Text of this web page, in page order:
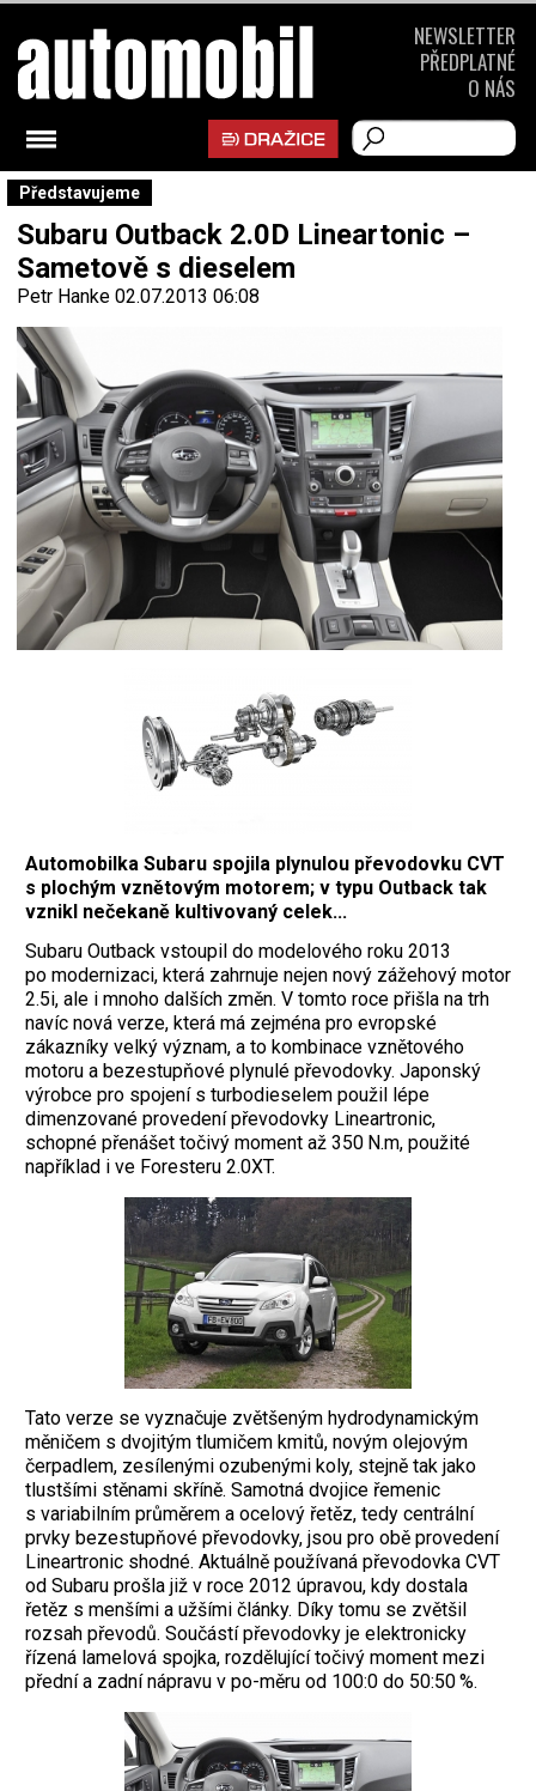
Představujeme
Subaru Outback 2.0D Lineartonic –
Sametově s dieselem
Petr Hanke 02.07.2013 06:08
Automobilka Subaru spojila plynulou převodovku CVT
s plochým vznětovým motorem; v typu Outback tak
vznikl nečekaně kultivovaný celek...
Subaru Outback vstoupil do modelového roku 2013
po modernizaci, která zahrnuje nejen nový zážehový motor
2.5i, ale i mnoho dalších změn. V tomto roce přišla na trh
navíc nová verze, která má zejména pro evropské
zákazníky velký význam, a to kombinace vznětového
motoru a bezestupňové plynulé převodovky. Japonský
výrobce pro spojení s turbodieselem použil lépe
dimenzované provedení převodovky Lineartronic,
schopné přenášet točivý moment až 350 N.m, použité
například i ve Foresteru 2.0XT.
Tato verze se vyznačuje zvětšeným hydrodynamickým
měničem s dvojitým tlumičem kmitů, novým olejovým
čerpadlem, zesílenými ozubenými koly, stejně tak jako
tlustšími stěnami skříně. Samotná dvojice řemenic
s variabilním průměrem a ocelový řetěz, tedy centrální
prvky bezestupňové převodovky, jsou pro obě provedení
Lineartronic shodné. Aktuálně používaná převodovka CVT
od Subaru prošla již v roce 2012 úpravou, kdy dostala
řetěz s menšími a užšími články. Díky tomu se zvětšil
rozsah převodů. Součástí převodovky je elektronicky
řízená lamelová spojka, rozdělující točivý moment mezi
přední a zadní nápravu v po-měru od 100:0 do 50:50 %.
NEWSLETTER
PŘEDPLATNÉ
O NÁS